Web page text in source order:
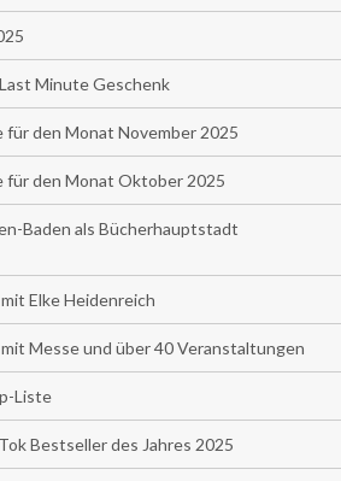
Minute Geschenk
den Monat November 2025
den Monat Oktober 2025
Baden als Bücherhauptstadt
Elke Heidenreich
Messe und über 40 Veranstaltungen
Liste
Bestseller des Jahres 2025